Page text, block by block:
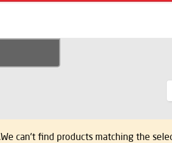
We can't find products matching the